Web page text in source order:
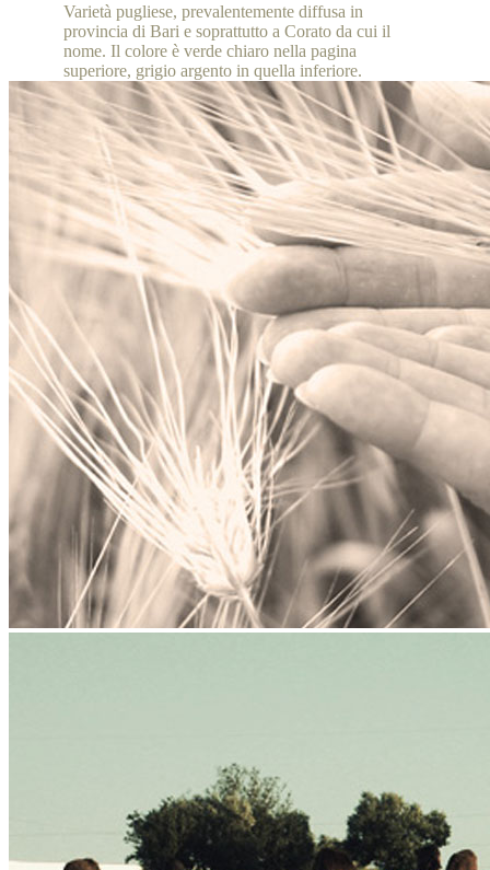
Varietà pugliese, prevalentemente diffusa in
provincia di Bari e soprattutto a Corato da cui il
nome. Il colore è verde chiaro nella pagina
superiore, grigio argento in quella inferiore.